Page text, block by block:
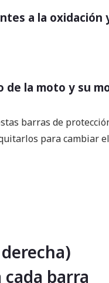
a la oxidación
la moto y su
barras de
para cambiar
cada barra